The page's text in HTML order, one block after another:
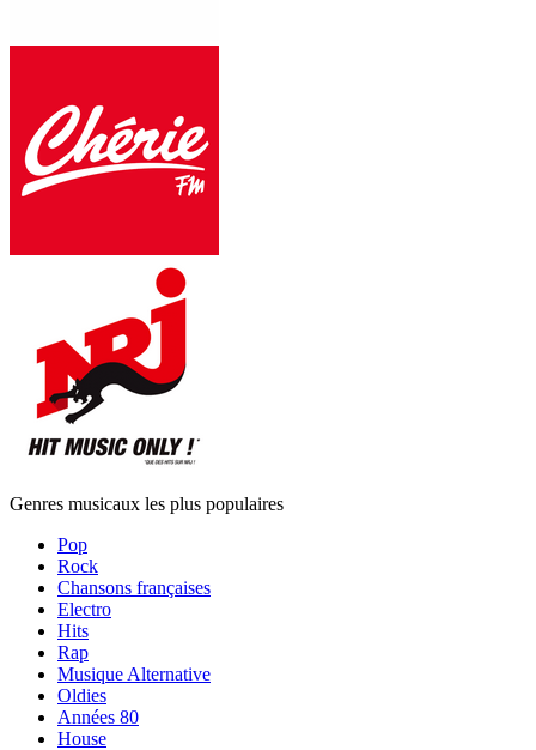
Genres musicaux les plus populaires
Pop
Rock
Chansons françaises
Electro
Hits
Rap
Musique Alternative
Oldies
Années 80
House